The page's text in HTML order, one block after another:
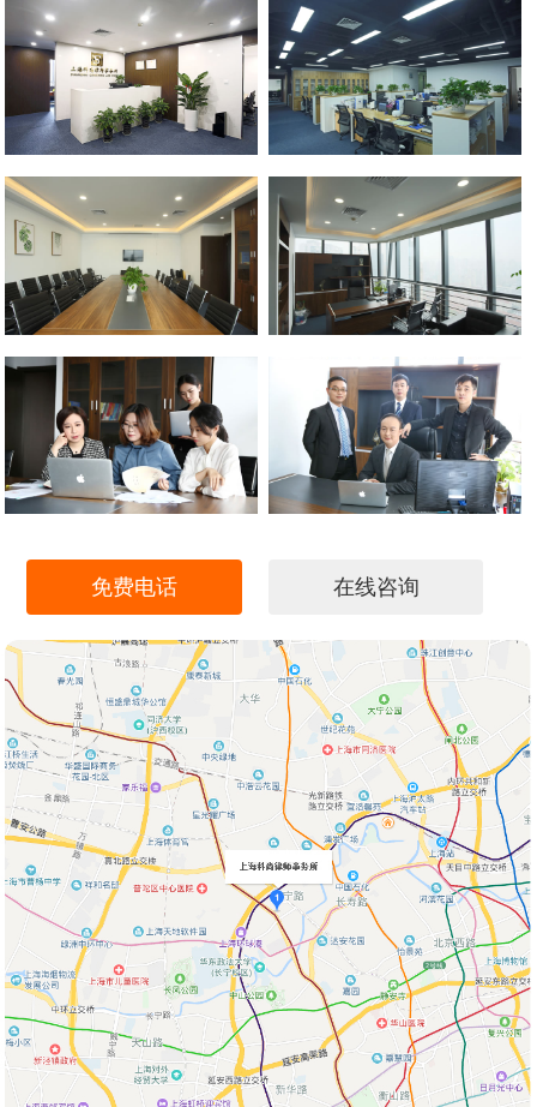
免费电话 在线咨询